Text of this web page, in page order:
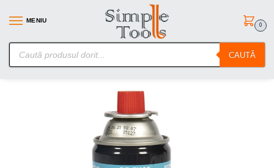
MENIU
CAUTĂ
0
SimpleTools.ro – Gasesti orice – Comanzi simplu
Prima pagină
Diverse Camping Rezerva gaz Detoolz 227g, spray